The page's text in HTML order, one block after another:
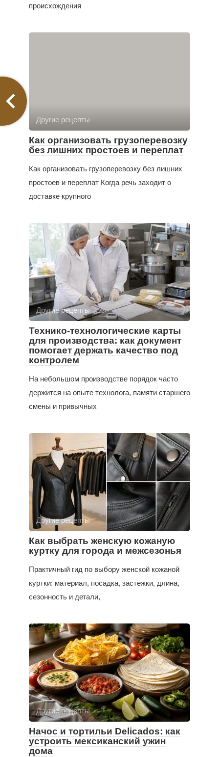
происхождения
Другие рецепты
Как организовать грузоперевозку
без лишних простоев и переплат
Как организовать грузоперевозку без лишних
простоев и переплат Когда речь заходит о
доставке крупного
Другие рецепты
Технико-технологические карты
для производства: как документ
помогает держать качество под
контролем
На небольшом производстве порядок часто
держится на опыте технолога, памяти старшего
смены и привычных
Другие рецепты
Как выбрать женскую кожаную
куртку для города и межсезонья
Практичный гид по выбору женской кожаной
куртки: материал, посадка, застежки, длина,
сезонность и детали,
Другие рецепты
Начос и тортильи Delicados: как
устроить мексиканский ужин
дома